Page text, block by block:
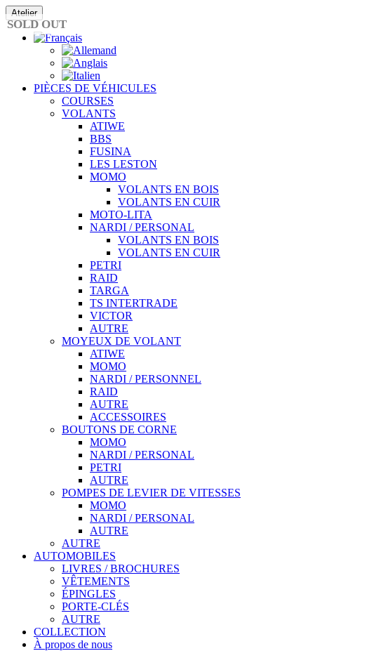
Passer
au
contenu
Atelier
PIÈCES DE VÉHICULES
COURSES
VOLANTS
ATIWE
BBS
FUSINA
LES LESTON
MOMO
VOLANTS EN BOIS
VOLANTS EN CUIR
MOTO-LITA
NARDI / PERSONAL
VOLANTS EN BOIS
VOLANTS EN CUIR
PETRI
RAID
TARGA
TS INTERTRADE
VICTOR
AUTRE
MOYEUX DE VOLANT
ATIWE
MOMO
NARDI / PERSONNEL
RAID
AUTRE
ACCESSOIRES
BOUTONS DE CORNE
MOMO
NARDI / PERSONAL
PETRI
AUTRE
POMPES DE LEVIER DE VITESSES
MOMO
NARDI / PERSONAL
AUTRE
AUTRE
AUTOMOBILES
LIVRES / BROCHURES
VÊTEMENTS
ÉPINGLES
PORTE-CLÉS
AUTRE
COLLECTION
À propos de nous
SOLD OUT